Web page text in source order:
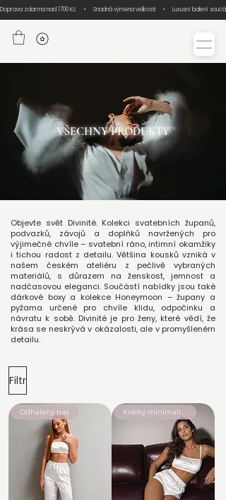
Doprava zdarma nad 1700 Kč     •     Snadná výměna velikosti     •     Luxusní balení
VŠECHNY PRODUKTY
Objevte svět Divinité. Kolekci svatebních županů,
podvazků, závojů a doplňků navržených pro
výjimečné chvíle – svatební ráno, intimní okamžiky
i tichou radost z detailu. Většina kousků vzniká v
našem českém ateliéru z pečlivě vybraných
materiálů, s důrazem na ženskost, jemnost a
nadčasovou eleganci. Součástí nabídky jsou také
dárkové boxy a kolekce Honeymoon – župany a
pyžama určené pro chvíle klidu, odpočinku a
návratu k sobě. Divinité je pro ženy, které vědí, že
krása se neskrývá v okázalosti, ale v promyšleném
detailu.
Filtr
Odhalený pas Krátký minimalismus